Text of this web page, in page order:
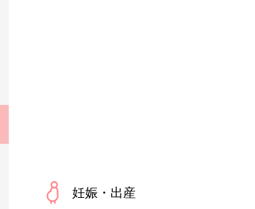
妊娠・出産